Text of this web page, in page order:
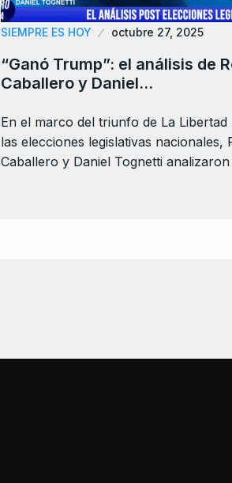
SIEMPRE ES HOY octubre 27, 2025
“Ganó Trump”: el análisis de
Caballero y Daniel…
En el marco del triunfo de La Libertad
las elecciones legislativas nacionales,
Caballero y Daniel Tognetti